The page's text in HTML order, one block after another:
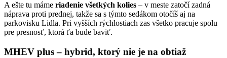
A ešte tu máme riadenie všetkých kolies – v meste zatočí zadná
náprava proti prednej, takže sa s týmto sedákom otočíš aj na
parkovisku Lidla. Pri vyšších rýchlostiach zas všetko pracuje spolu
pre presnosť, ktorá ťa bude baviť.
MHEV plus – hybrid, ktorý nie je na obtiaž